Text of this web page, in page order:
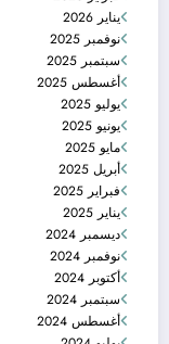
يناير 2026
نوفمبر 2025
سبتمبر 2025
أغسطس 2025
يوليو 2025
يونيو 2025
مايو 2025
أبريل 2025
فبراير 2025
يناير 2025
ديسمبر 2024
نوفمبر 2024
أكتوبر 2024
سبتمبر 2024
أغسطس 2024